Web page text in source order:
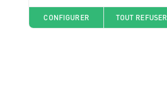
CONFIGURER TOUT REFUSER